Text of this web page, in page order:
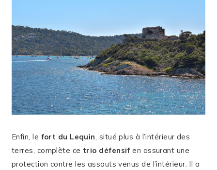
Enfin, le fort du Lequin, situé plus à l’intérieur des
terres, complète ce trio défensif en assurant une
protection contre les assauts venus de l’intérieur. Il a